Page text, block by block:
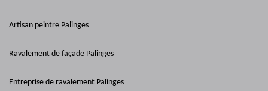
Artisan peintre Palinges
Ravalement de façade Palinges
Entreprise de ravalement Palinges